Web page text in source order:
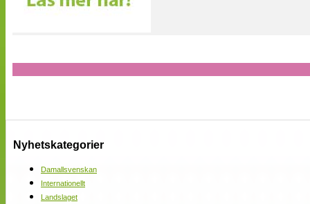
Nyhetskategorier
Damallsvenskan
Internationellt
Landslaget